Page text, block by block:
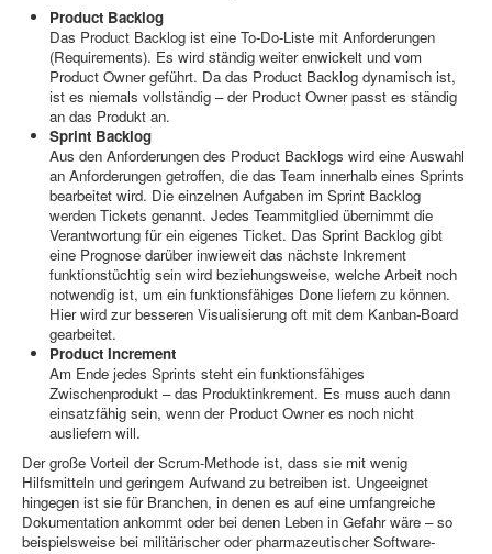
Product Backlog
Das Product Backlog ist eine To-Do-Liste mit Anforderungen
(Requirements). Es wird ständig weiter enwickelt und vom
Product Owner geführt. Da das Product Backlog dynamisch ist,
ist es niemals vollständig – der Product Owner passt es ständig
an das Produkt an.
Sprint Backlog
Aus den Anforderungen des Product Backlogs wird eine Auswahl
an Anforderungen getroffen, die das Team innerhalb eines Sprints
bearbeitet wird. Die einzelnen Aufgaben im Sprint Backlog
werden Tickets genannt. Jedes Teammitglied übernimmt die
Verantwortung für ein eigenes Ticket. Das Sprint Backlog gibt
eine Prognose darüber inwieweit das nächste Inkrement
funktionstüchtig sein wird beziehungsweise, welche Arbeit noch
notwendig ist, um ein funktionsfähiges Done liefern zu können.
Hier wird zur besseren Visualisierung oft mit dem Kanban-Board
gearbeitet.
Product Increment
Am Ende jedes Sprints steht ein funktionsfähiges
Zwischenprodukt – das Produktinkrement. Es muss auch dann
einsatzfähig sein, wenn der Product Owner es noch nicht
ausliefern will.
Der große Vorteil der Scrum-Methode ist, dass sie mit wenig
Hilfsmitteln und geringem Aufwand zu betreiben ist. Ungeeignet
hingegen ist sie für Branchen, in denen es auf eine umfangreiche
Dokumentation ankommt oder bei denen Leben in Gefahr wäre – so
beispielsweise bei militärischer oder pharmazeutischer Software-